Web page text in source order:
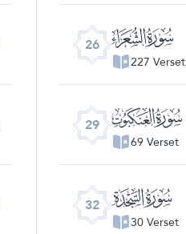
26 ﮦ
227 Verset
29 ﮩ
69 Verset
32 ﮬ
30 Verset